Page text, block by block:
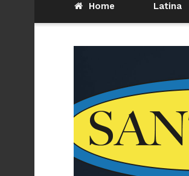
Home Latina